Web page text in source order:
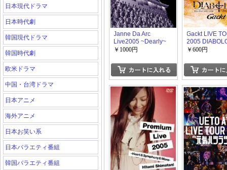
日本現代ドラマ
日本時代劇
韓国現代ドラマ
韓国時代劇
欧米ドラマ
中国・台湾ドラマ
日本アニメ
海外アニメ
日本お笑い系
日本バラエティ番組
韓国バラエティ番組
Janne Da Arc
Live2005 ~Dearly~
￥1000円
Gackt LIVE
2005
婉の詩と聖夜
￥600円